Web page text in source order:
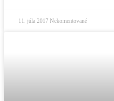
11. júla 2017 Nekomentované